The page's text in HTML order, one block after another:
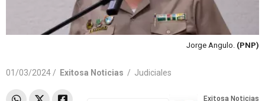
Jorge Angulo. (PNP)
01/03/2024 / Exitosa Noticias / Judiciales